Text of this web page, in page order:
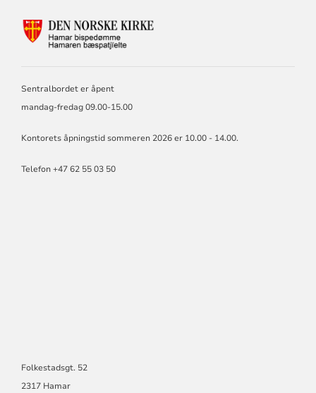
Sentralbordet er åpent
mandag-fredag 09.00-15.00
Kontorets åpningstid sommeren 2026 er 10.00 - 14.00.
Telefon +47 62 55 03 50
Folkestadsgt. 52
2317 Hamar